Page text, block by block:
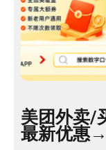
美团外卖/
最新优惠→